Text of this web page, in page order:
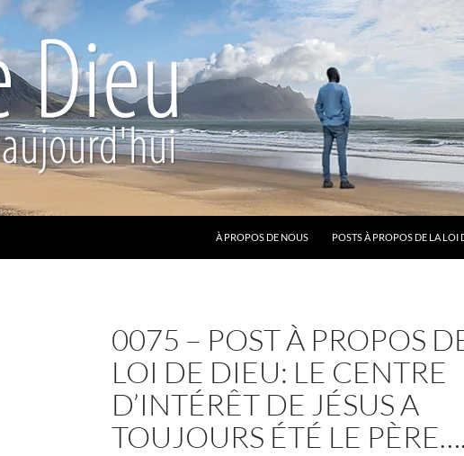
À PROPOS DE NOUS
POSTS À PROPOS DE LA LOI
0075 – POST À PROPOS
LOI DE DIEU: LE CENTRE
D’INTÉRÊT DE JÉSUS A
TOUJOURS ÉTÉ LE